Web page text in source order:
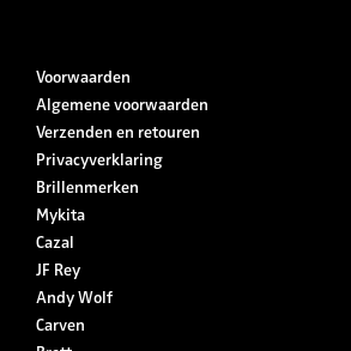
Voorwaarden
Algemene voorwaarden
Verzenden en retouren
Privacyverklaring
Brillenmerken
Mykita
Cazal
JF Rey
Andy Wolf
Carven